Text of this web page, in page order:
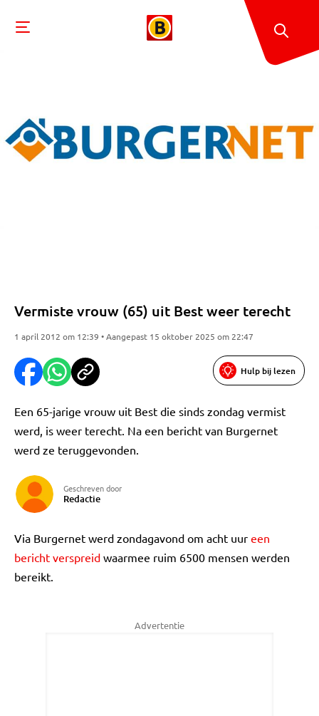
Vermiste vrouw (65) uit Best weer terecht
1 april 2012 om 12:39 • Aangepast 15 oktober 2025 om 22:47
Hulp bij lezen
Een 65-jarige vrouw uit Best die sinds zondag vermist
werd, is weer terecht. Na een bericht van Burgernet
werd ze teruggevonden.
Geschreven door
Redactie
Via Burgernet werd zondagavond om acht uur een
bericht verspreid waarmee ruim 6500 mensen werden
bereikt.
Advertentie